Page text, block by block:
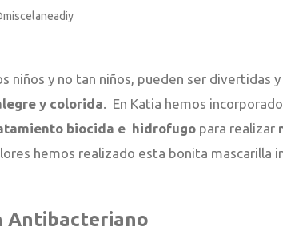
niños y no tan niños, pueden ser
y colorida. En Katia hemos
biocida e hidrofugo para realizar
hemos realizado esta bonita mascarilla
Antibacteriano